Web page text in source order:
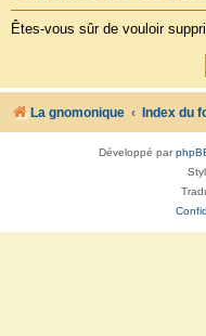
Êtes-vous sûr de vouloir
La gnomonique Index du
Développé par